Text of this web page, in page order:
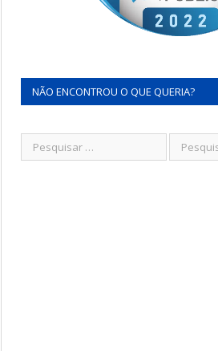
NÃO ENCONTROU O QUE QUERIA?